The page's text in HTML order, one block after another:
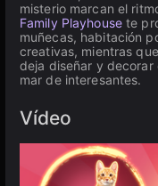
misterio marcan el
Family Playhousete
muñecas, habitación
creativas, mientras que
deja diseñar y decorar
mar de interesantes.
Vídeo